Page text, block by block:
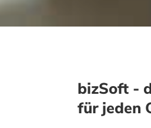
bizSoft -
für jeden